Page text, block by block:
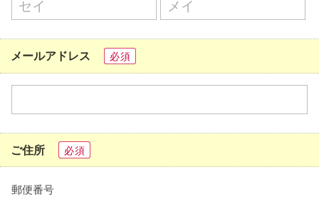
メールアドレス 必須
ご住所 必須
郵便番号